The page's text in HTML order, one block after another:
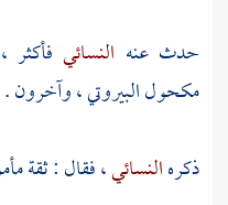
حدث عنه النسائي فأكثر ،
مكحول البيروتي، وآخرون
ذكرهالنسائي، فقال : ثقة